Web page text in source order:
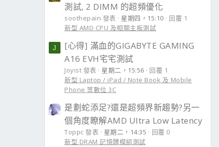
測試, 2 DIMM 的超頻優化
soothepain 發表 星期四，15:10
回覆 1
新型 AMD CPU 及相關主板測試
J
[心得] 滿血的GIGABYTE GAMING
A16 EVH宅宅測試
Joyist 發表 星期二，15:56
回覆 1
新型 Laptop / iPad / Note Book 及 Mobile
Phone 等數位 3C
是劃蛇添足?還是超頻界新趨勢?另一
個角度瞭解AMD Ultra Low Latency
Toppc 發表 星期二，14:35
回覆 0
新型 DRAM 記憶體模組測試